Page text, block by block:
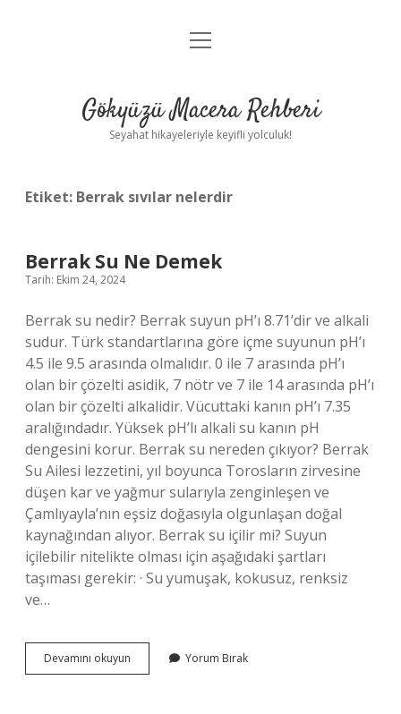
Anasayfa
Yasal Uyarı
menüyü
Gökyüzü Macera Rehberi
Seyahat hikayeleriyle keyifli yolculuk!
Etiket: Berrak sıvılar nelerdir
Berrak Su Ne Demek
Tarih: Ekim 24, 2024
Berrak su nedir? Berrak suyun pH’ı 8.71’dir ve alkali
sudur. Türk standartlarına göre içme suyunun pH’ı
4.5 ile 9.5 arasında olmalıdır. 0 ile 7 arasında pH’ı
olan bir çözelti asidik, 7 nötr ve 7 ile 14 arasında pH’ı
olan bir çözelti alkalidir. Vücuttaki kanın pH’ı 7.35
aralığındadır. Yüksek pH’lı alkali su kanın pH
dengesini korur. Berrak su nereden çıkıyor? Berrak
Su Ailesi lezzetini, yıl boyunca Torosların zirvesine
düşen kar ve yağmur sularıyla zenginleşen ve
Çamlıyayla’nın eşsiz doğasıyla olgunlaşan doğal
kaynağından alıyor. Berrak su içilir mi? Suyun
içilebilir nitelikte olması için aşağıdaki şartları
taşıması gerekir: · Su yumuşak, kokusuz, renksiz
ve…
Devamını okuyun
Su
Yorum Bırak